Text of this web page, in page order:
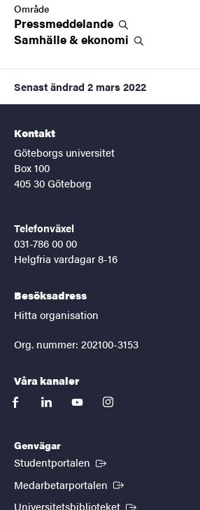
Område
Pressmeddelande
Samhälle &ekonomi
Senast ändrad 2 mars 2022
Kontakt
Göteborgs universitet
Box 100
405 30 Göteborg
Telefonväxel
031-786 00 00
Helgfria vardagar 8-16
Besöksadress
Hitta organisation
Org. nummer: 202100-3153
Våra kanaler
facebooklinkedinyoutubeinstagram
Genvägar
Studentportalen (Extern länk)
Medarbetarportalen (Extern länk)
Universitetsbiblioteket (Extern länk)